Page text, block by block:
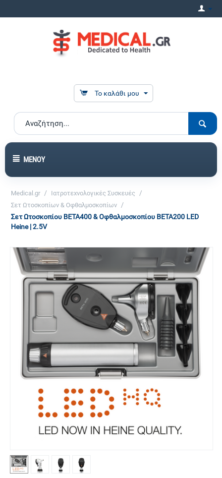
Το καλάθι μου
ΜΕΝΟΎ
Medical.gr / Ιατροτεχνολογικές Συσκευές /
Σετ Ωτοσκοπίων & Οφθαλμοσκοπίων /
Σετ Ωτοσκοπίου BETA400 & Οφθαλμοσκοπίου ΒΕΤΑ200 LED
Heine | 2.5V